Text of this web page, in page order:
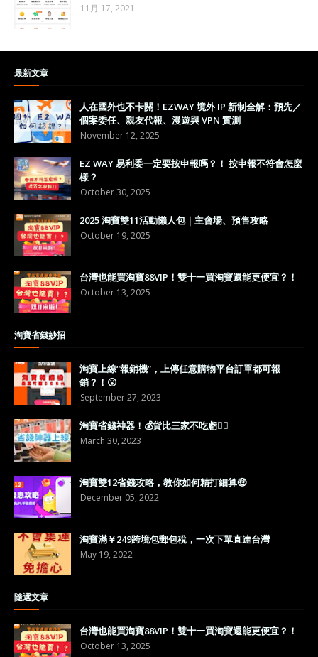
11月 17, 2021
最新文章
人在國外也不卡關！EZWAY 境外 IP 新制全解：預先／
個案委任、親友代報、漫遊與 VPN 實測
November 12, 2025
EZ WAY 易利委一定要按申報嗎？！ 按申報不符會怎麼
樣？
October 30, 2025
2025 淘寶雙11活動懶人包｜主會場、預售攻略
October 19, 2025
台灣也能買淘寶88VIP！雙十一買淘寶還能更便宜？！
October 13, 2025
淘寶省錢妙招
淘寶上線“報銷機”，上傳任意購物平台訂單都可報
銷？！😮
September 27, 2023
淘寶省錢神器！💰貨比三家不吃虧👍🏼
March 30, 2023
淘寶雙12省錢攻略，教你如何精打細算🤑
December 05, 2022
淘寶滿￥249跨境包郵包稅，一次下單直達台灣
May 19, 2022
隨選文章
台灣也能買淘寶88VIP！雙十一買淘寶還能更便宜？！
October 13, 2025